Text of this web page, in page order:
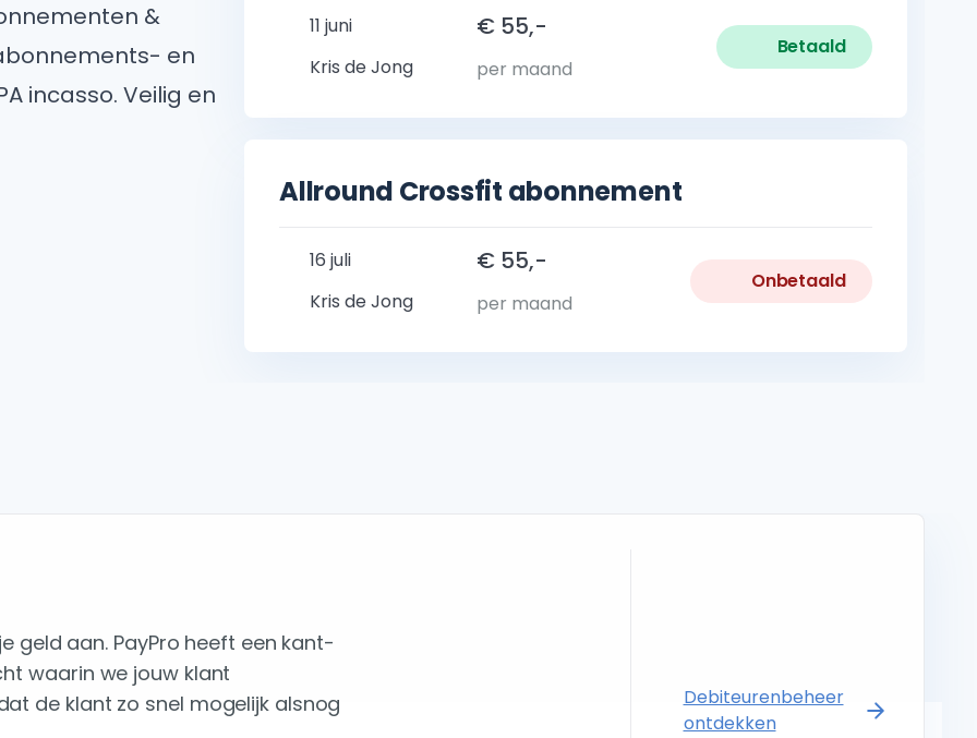
&
en
incasso. Veilig en
11 juni
Kris de Jong
€ 55,-
per maand
Betaald
Allround Crossfit abonnement
16 juli
Kris de Jong
€ 55,-
per maand
Onbetaald
geld aan. PayPro heeft een kant-
waarin we jouw klant
de klant zo snel mogelijk alsnog
Debiteurenbeheer
ontdekken